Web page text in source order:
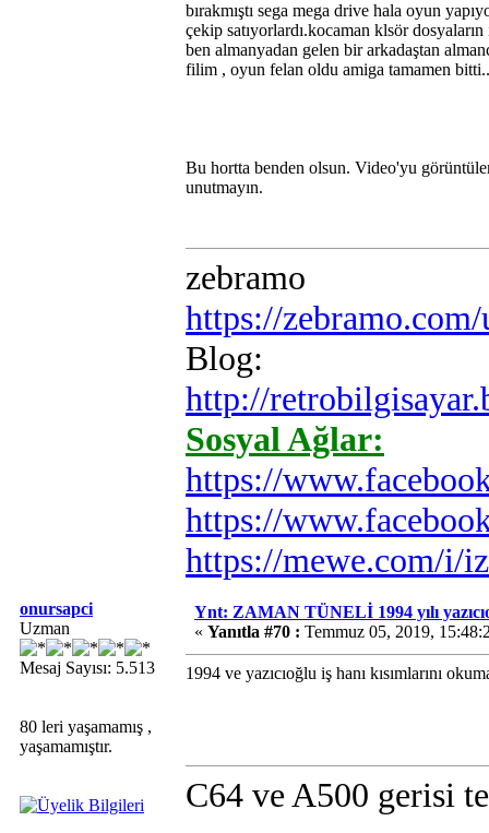
bırakmıştı sega mega drive hala oyun
çekip satıyorlardı.kocaman klsör
ben almanyadan gelen bir arkadaştan
filim , oyun felan oldu amiga tamamen
Bu hortta benden olsun. Video'yu
unutmayın.
zebramo
https://
Blog:
http://
Sosyal Ağlar:
https://
https://
https://mewe.com/i/
onursapci
Uzman
Mesaj Sayısı: 5.513
80 leri yaşamamış ,
yaşamamıştır.
Ynt: ZAMAN TÜNELİ 1994 yılı
« Yanıtla #70 : Temmuz 05, 2019,
1994 ve yazıcıoğlu iş hanı kısımlarını
C64 ve A500 gerisi